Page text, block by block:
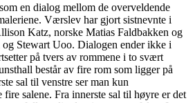
en dialog mellom de overveldende
Værslev har gjort sistnevnte i
Katz, norske Matias Faldbakken og
og Stewart Uoo. Dialogen ender ikke i
på tvers av rommene i to svært
består av fire rom som ligger på
sal til venstre ser man kun
salene. Fra innerste sal til høyre er det